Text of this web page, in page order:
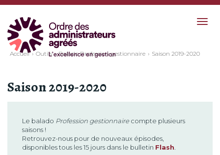
Accueil Outils Balado Profession gestionnaire Saison 2019-2020
Saison 2019-2020
Le balado Profession gestionnaire compte plusieurs
saisons !
Retrouvez-nous pour de nouveaux épisodes,
disponibles tous les 15 jours dans le bulletin Flash